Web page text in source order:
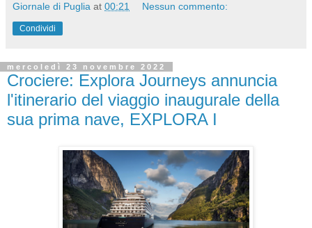
Giornale di Puglia at 00:21 Nessun commento:
Condividi
mercoledì 23 novembre 2022
Crociere: Explora Journeys annuncia
l'itinerario del viaggio inaugurale della
sua prima nave, EXPLORA I